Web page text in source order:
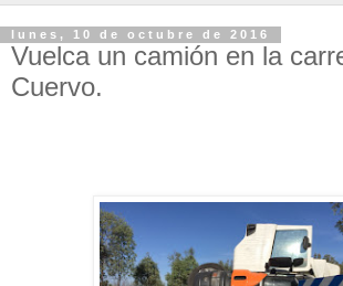
lunes, 10 de octubre de 2016
Vuelca un camión en la
Cuervo.